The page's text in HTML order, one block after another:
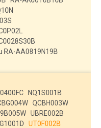
RA-AA0819N19B
NQ1S001B
QCBH003W
UBRE002B
UT0F002B